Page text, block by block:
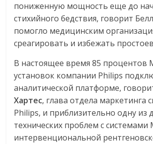
пониженную мощность еще до
стихийного бедствия, говорит
помогло медицинским
среагировать и избежать
В настоящее время 85 процентов
установок компании Philips
аналитической платформе,
Хартес, глава отдела маркетинга
Philips, и приблизительно одну из
технических проблем с
интервенциональной